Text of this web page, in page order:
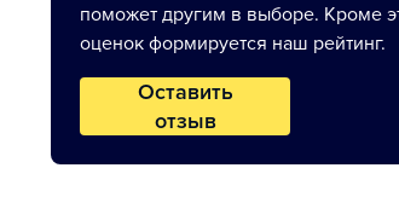
поможет другим в выборе. Кроме
оценок формируется наш рейтинг.
Оставить
отзыв